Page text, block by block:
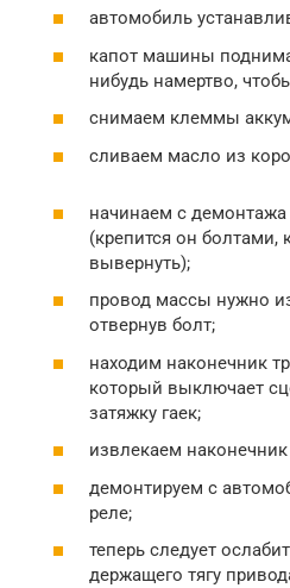
автомобиль
капот машины
нибудь намертво,
снимаем клеммы
сливаем масло из
начинаем с демонтажа
(крепится он болтами,
вывернуть);
провод массы нужно
отвернув болт;
находим наконечник
который выключает
затяжку гаек;
извлекаем наконечник
демонтируем с
реле;
теперь следует
держащего тягу